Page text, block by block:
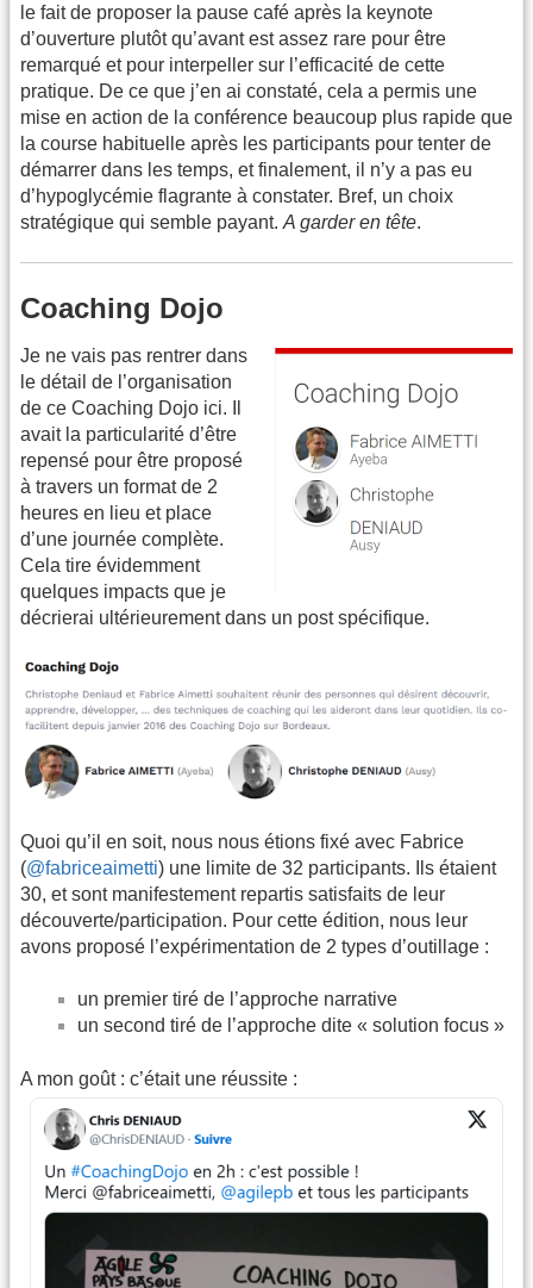
le fait de proposer la pause café après la keynote
d’ouverture plutôt qu’avant est assez rare pour être
remarqué et pour interpeller sur l’efficacité de cette
pratique. De ce que j’en ai constaté, cela a permis une
mise en action de la conférence beaucoup plus rapide que
la course habituelle après les participants pour tenter de
démarrer dans les temps, et finalement, il n’y a pas eu
d’hypoglycémie flagrante à constater. Bref, un choix
stratégique qui semble payant. A garder en tête.
Coaching Dojo
Je ne vais pas rentrer dans
le détail de l’organisation
de ce Coaching Dojo ici. Il
avait la particularité d’être
repensé pour être proposé
à travers un format de 2
heures en lieu et place
d’une journée complète.
Cela tire évidemment
quelques impacts que je
décrierai ultérieurement dans un post spécifique.
Quoi qu’il en soit, nous nous étions fixé avec Fabrice
(@fabriceaimetti) une limite de 32 participants. Ils étaient
30, et sont manifestement repartis satisfaits de leur
découverte/participation. Pour cette édition, nous leur
avons proposé l’expérimentation de 2 types d’outillage :
un premier tiré de l’approche narrative
un second tiré de l’approche dite « solution focus »
A mon goût : c’était une réussite :